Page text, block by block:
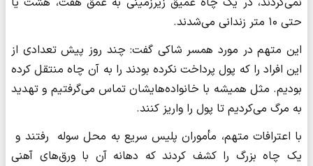
حتی ۱۰ متر زندانی می‌شدند.
این متهم در مورد همسر شاکی گفت: چند روز پیش تعدادی از
این افراد را که پول پرداخت نکرده بودند را به آن چاه منتقل کرده
بودیم. مثل همیشه با خانواده‌هایشان تماس می‌گرفتیم و تهدید
به مرگ می‌کردیم تا پول را واریز کنند.
با اعترافات متهم، مأموران پلیس سریع به محل سوله رفتند و
یک چاه بزرگ را کشف کردند که دهانه آن با ورق‌های آهنی